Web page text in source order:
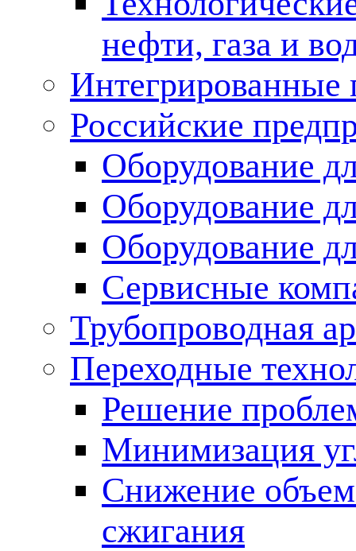
нефти, газа и
Российские
Оборудование
Оборудование
Оборудование
Сервисные
Трубопроводная
Переходные
Решение
Минимизация
Снижение
сжигания